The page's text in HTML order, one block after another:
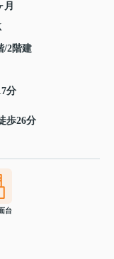
月
/2階建
分
歩26分
台